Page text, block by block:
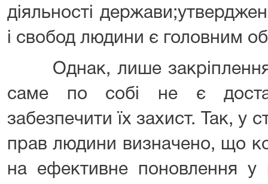
діяльності
і свобод людини є головним
Однак, лише закріплення
саме по собі не є
забезпечити їх захист. Так, у
прав людини визначено, що
на ефективне поновлення у